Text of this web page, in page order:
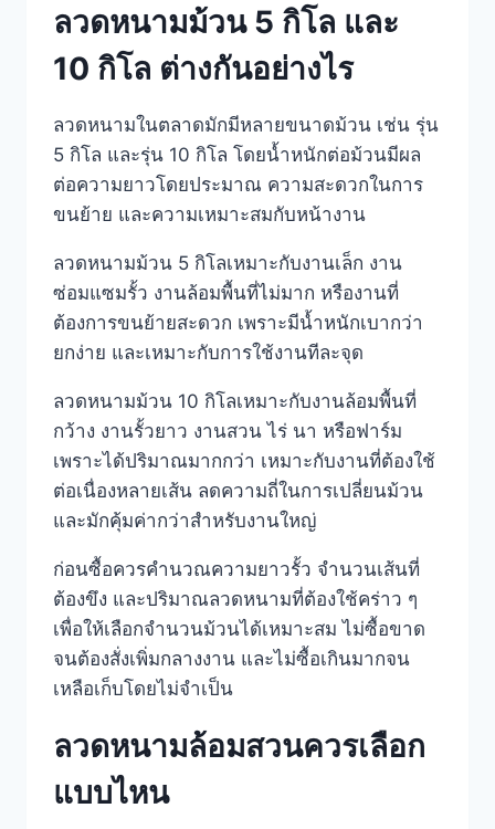
ลวดหนามม้วน 5 กิโล และ
10 กิโล ต่างกันอย่างไร
ลวดหนามในตลาดมักมีหลายขนาดม้วน เช่น รุ่น
5 กิโล และรุ่น 10 กิโล โดยน้ำหนักต่อม้วนมีผล
ต่อความยาวโดยประมาณ ความสะดวกในการ
ขนย้าย และความเหมาะสมกับหน้างาน
ลวดหนามม้วน 5 กิโลเหมาะกับงานเล็ก งาน
ซ่อมแซมรั้ว งานล้อมพื้นที่ไม่มาก หรืองานที่
ต้องการขนย้ายสะดวก เพราะมีน้ำหนักเบากว่า
ยกง่าย และเหมาะกับการใช้งานทีละจุด
ลวดหนามม้วน 10 กิโลเหมาะกับงานล้อมพื้นที่
กว้าง งานรั้วยาว งานสวน ไร่ นา หรือฟาร์ม
เพราะได้ปริมาณมากกว่า เหมาะกับงานที่ต้องใช้
ต่อเนื่องหลายเส้น ลดความถี่ในการเปลี่ยนม้วน
และมักคุ้มค่ากว่าสำหรับงานใหญ่
ก่อนซื้อควรคำนวณความยาวรั้ว จำนวนเส้นที่
ต้องขึง และปริมาณลวดหนามที่ต้องใช้คร่าว ๆ
เพื่อให้เลือกจำนวนม้วนได้เหมาะสม ไม่ซื้อขาด
จนต้องสั่งเพิ่มกลางงาน และไม่ซื้อเกินมากจน
เหลือเก็บโดยไม่จำเป็น
ลวดหนามล้อมสวนควรเลือก
แบบไหน